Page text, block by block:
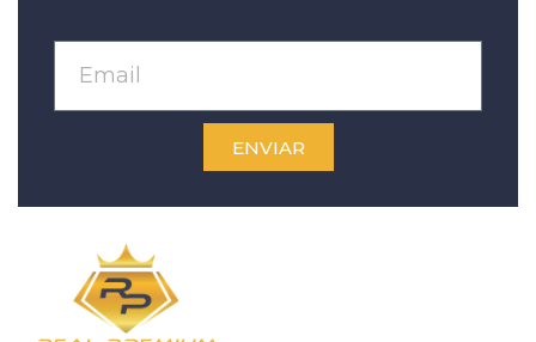
ENVIAR